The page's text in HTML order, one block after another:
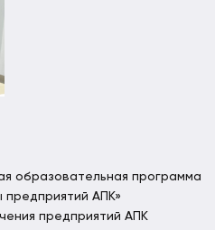
образовательная программа
предприятий АПК»
предприятий АПК